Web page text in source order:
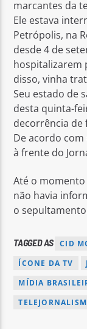
marcantes da
Ele estava
Petrópolis, na
desde 4 de
hospitalizarem
disso, vinha
Seu estado de
desta quinta-
decorrência de
De acordo
à frente do
Até o
não havia
o
TAGGED AS CID
ÍCONE DA TV
MÍDIA